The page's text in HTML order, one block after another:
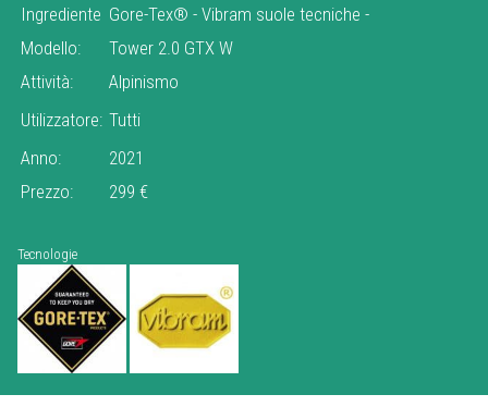
Ingrediente Gore-Tex® - Vibram suole tecniche -
Modello:
Tower 2.0 GTX W
Attività:
Alpinismo
Utilizzatore: Tutti
Anno:
2021
Prezzo:
299 €
Tecnologie